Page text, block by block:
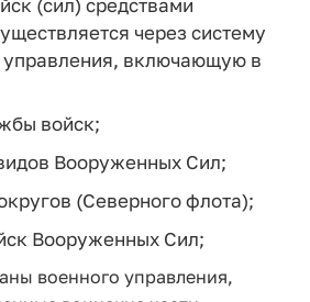
(сил) средствами
через систему
управления, включающую в
войск;
Вооруженных Сил;
(Северного флота);
Вооруженных Сил;
военного управления,